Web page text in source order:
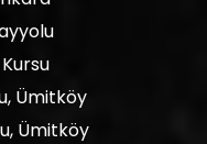
Ümitköy
Ümitköy